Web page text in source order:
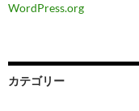
WordPress.org
カテゴリー